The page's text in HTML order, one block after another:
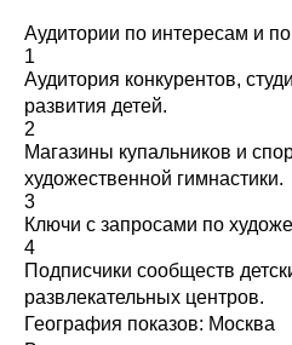
Аудитории по интересам и
1
Аудитория конкурентов,
развития детей.
2
Магазины купальников и
художественной гимнастики.
3
Ключи с запросами по
4
Подписчики сообществ
развлекательных центров.
География показов: Москва